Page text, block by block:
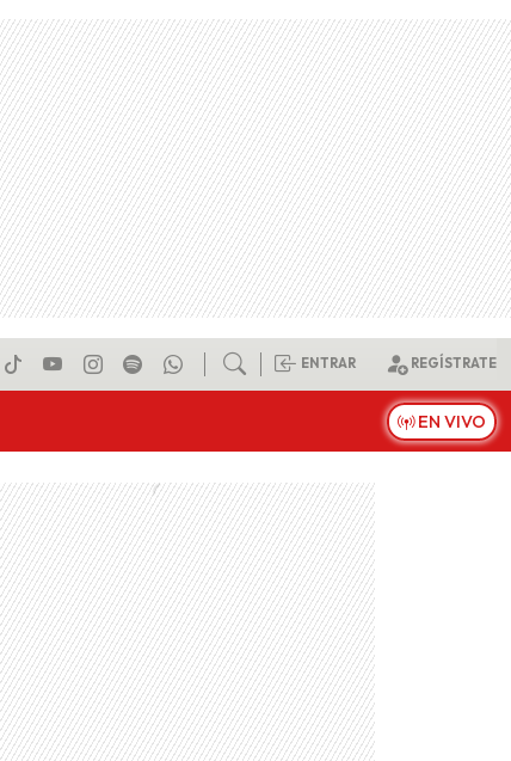
ENTRAR REGÍSTRATE
EN VIVO